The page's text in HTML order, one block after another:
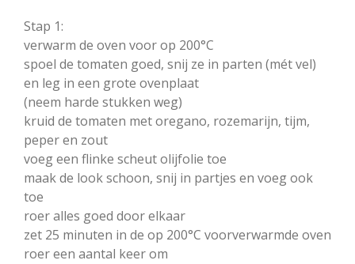
Stap 1:
verwarm de oven voor op 200°C
spoel de tomaten goed, snij ze in parten (mét vel)
en leg in een grote ovenplaat
(neem harde stukken weg)
kruid de tomaten met oregano, rozemarijn, tijm,
peper en zout
voeg een flinke scheut olijfolie toe
maak de look schoon, snij in partjes en voeg ook
toe
roer alles goed door elkaar
zet 25 minuten in de op 200°C voorverwarmde oven
roer een aantal keer om